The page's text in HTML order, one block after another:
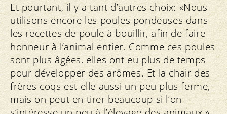
Et pourtant, il y a tant d’autres choix: «Nous
utilisons encore les poules pondeuses dans
les recettes de poule à bouillir, afin de faire
honneur à l’animal entier. Comme ces poules
sont plus âgées, elles ont eu plus de temps
pour développer des arômes. Et la chair des
frères coqs est elle aussi un peu plus ferme,
mais on peut en tirer beaucoup si l’on